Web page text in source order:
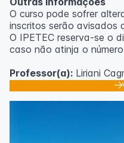
O curso pode sofrer
inscritos serão avisados
O IPETEC reserva-se o
caso não atinja o
Professor(a): Liriani